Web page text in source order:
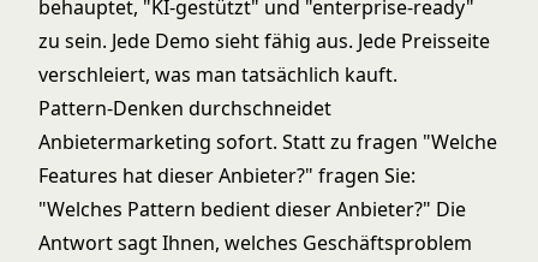
behauptet, "KI-gestützt" und "enterprise-ready"
zu sein. Jede Demo sieht fähig aus. Jede Preisseite
verschleiert, was man tatsächlich kauft.
Pattern-Denken durchschneidet
Anbietermarketing sofort. Statt zu fragen "Welche
Features hat dieser Anbieter?" fragen Sie:
"Welches Pattern bedient dieser Anbieter?" Die
Antwort sagt Ihnen, welches Geschäftsproblem